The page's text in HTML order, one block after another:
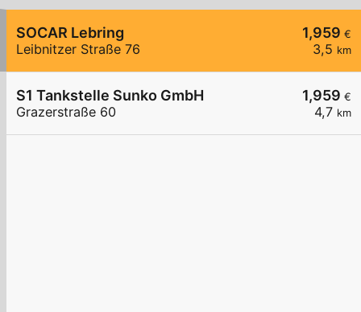
1,959 €
3,5 km
SOCAR Lebring
Leibnitzer Straße 76
1,959 €
4,7 km
S1 Tankstelle Sunko GmbH
Grazerstraße 60